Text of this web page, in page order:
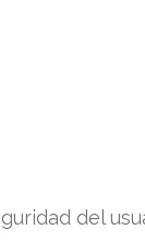
del